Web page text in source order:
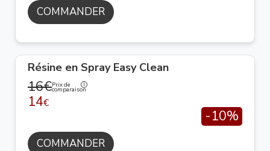
COMMANDER
Résine en Spray Easy Clean
16€Prix de
comparaison
14€
-10%
COMMANDER